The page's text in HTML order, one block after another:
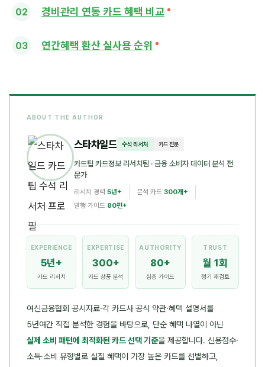
경비관리 연동 카드 혜택 비교
연간혜택 환산 실사용 순위
ABOUT THE AUTHOR
스타차일드 수석 리서처 카드 전문
카드팁 카드정보 리서치팀 · 금융 소비자 데이터 분석 전
문가
리서치 경력 5년+ 분석 카드 300개+
발행 가이드 80편+
EXPERIENCE
5년+
카드 리서치
EXPERTISE
300+
카드 상품 분석
AUTHORITY
80+
심층 가이드
TRUST
월 1회
정기 재검토
여신금융협회 공시자료·각 카드사 공식 약관·혜택 설명서를
5년여간 직접 분석한 경험을 바탕으로, 단순 혜택 나열이 아닌
실제 소비 패턴에 최적화된 카드 선택 기준을 제공합니다. 신용점수·
소득·소비 유형별로 실질 혜택이 가장 높은 카드를 선별하고,